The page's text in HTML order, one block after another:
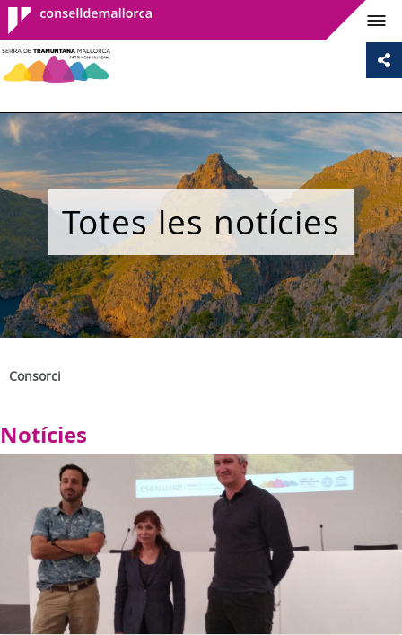
Consell de
Mallorca
Totes les notícies
Consorci
Notícies